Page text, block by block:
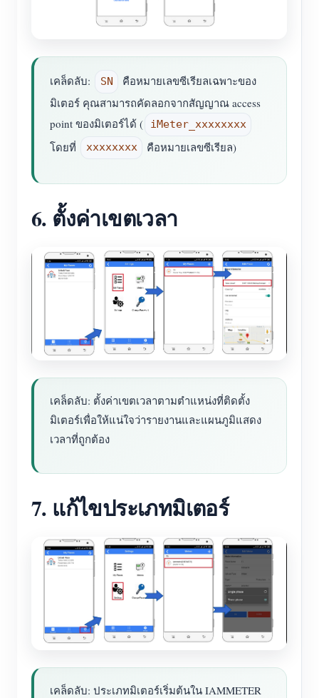
เคล็ดลับ: SN
คือหมายเลขซีเรียลเฉพาะของ
มิเตอร์ คุณสามารถคัดลอกจากสัญญาณ access
point ของมิเตอร์ได้ (
iMeter_xxxxxxxx
โดยที่ xxxxxxxx คือหมายเลขซีเรียล)
6. ตั้งค่าเขตเวลา
เคล็ดลับ: ตั้งค่าเขตเวลาตามตำแหน่งที่ติดตั้ง
มิเตอร์เพื่อให้แน่ใจว่ารายงานและแผนภูมิแสดง
เวลาที่ถูกต้อง
7. แก้ไขประเภทมิเตอร์
เคล็ดลับ: ประเภทมิเตอร์เริ่มต้นใน IAMMETER